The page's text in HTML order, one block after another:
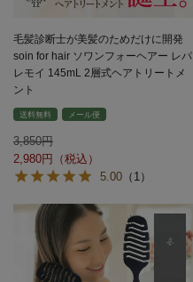
毛髪診断士が美髪のためだけに開発
soin for hair ソワンフォーヘアー レパ
レモイ 145mL 2層式ヘアトリートメ
ント
送料無料 メール便
3,850
2,980
5.00 （1）